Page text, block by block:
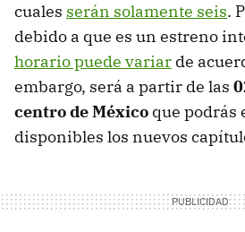
cuales serán solamente seis.
debido a que es un estreno
horario puede variar de
embargo, será a partir de las
centro de México que podrás
disponibles los nuevos